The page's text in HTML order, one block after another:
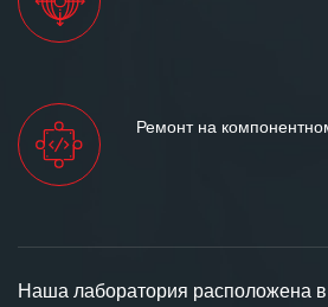
Ремонт на
Наша лаборатория расположена в